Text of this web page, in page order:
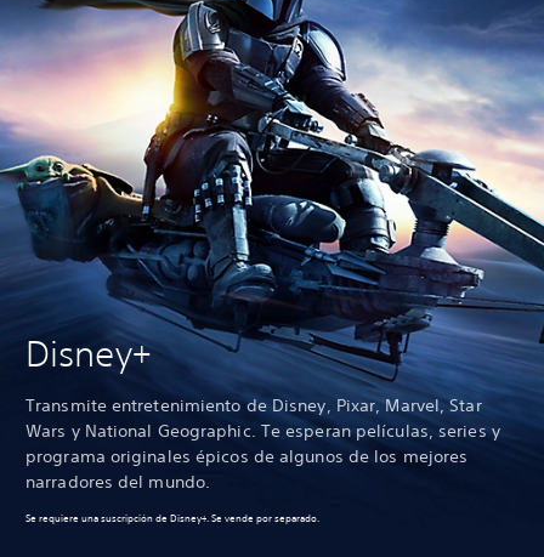
Disney+
Transmite entretenimiento de Disney, Pixar, Marvel, Star
Wars y National Geographic. Te esperan películas, series y
programa originales épicos de algunos de los mejores
narradores del mundo.
Se requiere una suscripción de Disney+. Se vende por separado.